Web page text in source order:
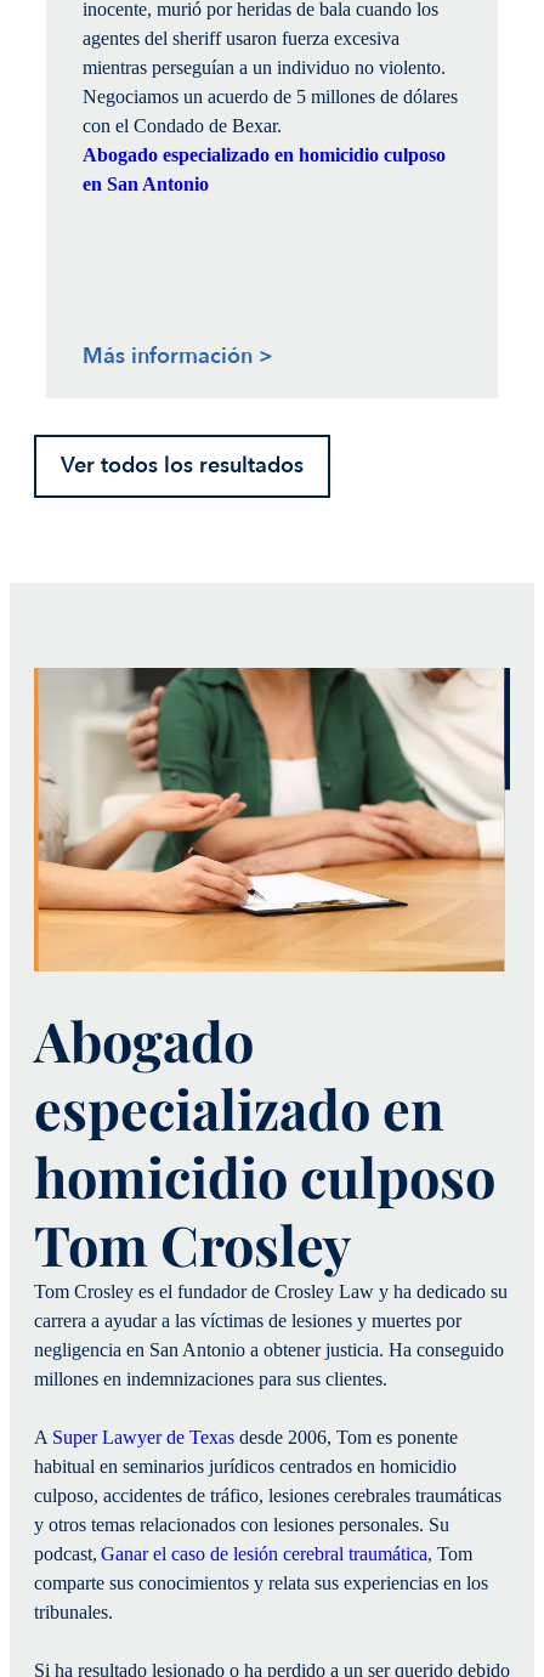
inocente, murió por heridas de bala cuando los
agentes del sheriff usaron fuerza excesiva
mientras perseguían a un individuo no violento.
Negociamos un acuerdo de 5 millones de dólares
con el Condado de Bexar.
Abogado especializado en homicidio culposo
en San Antonio
Más información >
Ver todos los resultados
Abogado
especializado en
homicidio culposo
Tom Crosley
Tom Crosley es el fundador de Crosley Law y ha dedicado su
carrera a ayudar a las víctimas de lesiones y muertes por
negligencia en San Antonio a obtener justicia. Ha conseguido
millones en indemnizaciones para sus clientes.
A Super Lawyer de Texas desde 2006, Tom es ponente
habitual en seminarios jurídicos centrados en homicidio
culposo, accidentes de tráfico, lesiones cerebrales traumáticas
y otros temas relacionados con lesiones personales. Su
podcast, Ganar el caso de lesión cerebral traumática, Tom
comparte sus conocimientos y relata sus experiencias en los
tribunales.
Si ha resultado lesionado o ha perdido a un ser querido debido